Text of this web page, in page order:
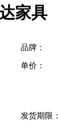
家具
品牌：
单价：
发货期限：